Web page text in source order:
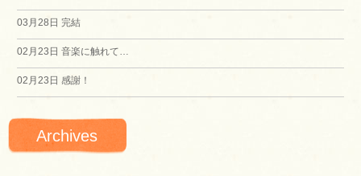
ン
03月28日 完結
02月23日 音楽に触れて…
02月23日 感謝！
Archives